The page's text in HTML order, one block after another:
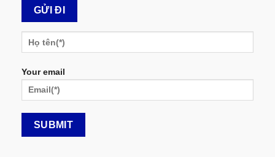
Your email